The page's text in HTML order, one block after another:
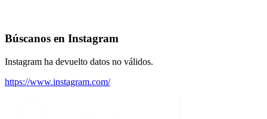
Búscanos en Instagram
Instagram ha devuelto datos no válidos.
https://www.instagram.com/